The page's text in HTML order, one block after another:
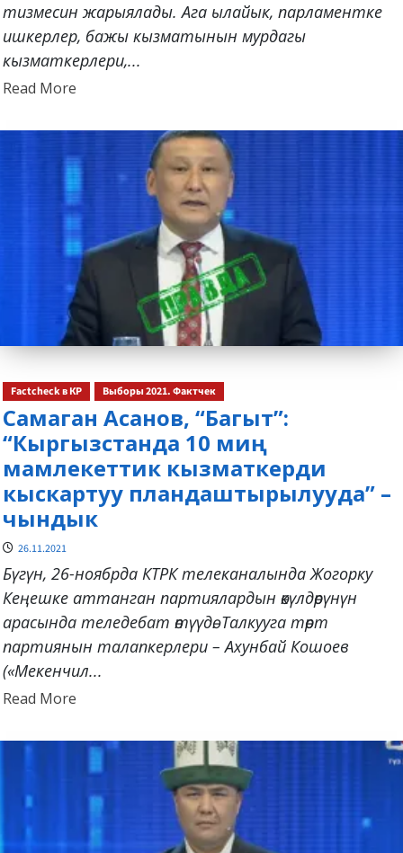
тизмесин жарыялады. Ага ылайык, парламентке
ишкерлер, бажы кызматынын мурдагы
кызматкерлери,...
Read MoreRead
about
Factcheck в КР Выборы 2021. Фактчек
Самаган Асанов, “Багыт”:
“Кыргызстанда 10 миң
мамлекеттик кызматкерди
кыскартуу пландаштырылууда” –
чындык
26.11.2021
Бүгүн, 26-ноябрда КТРК телеканалында Жогорку
Кеңешке аттанган партиялардын өкүлдөрүнүн
арасында теледебат өтүүдө. Талкууга төрт
партиянын талапкерлери – Ахунбай Кошоев
(«Мекенчил...
Read MoreRead
about